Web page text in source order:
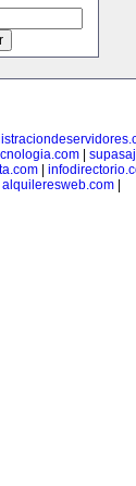
|
|
alquileresweb.com